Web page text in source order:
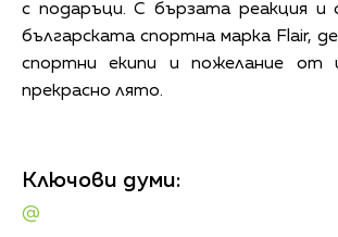
с подаръци. С бързата реакция и
българската спортна марка Flair,
спортни екипи и пожелание от
прекрасно лято.
Ключови думи:
@